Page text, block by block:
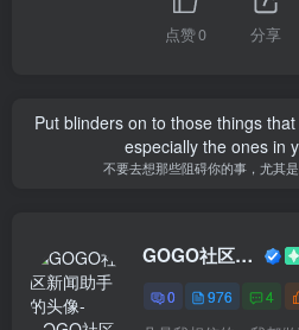
点赞0 分享
Put blinders on to those things
especially the ones in
不要去想那些阻碍你的事，尤其
GOGO社区新闻助手
0 976 4